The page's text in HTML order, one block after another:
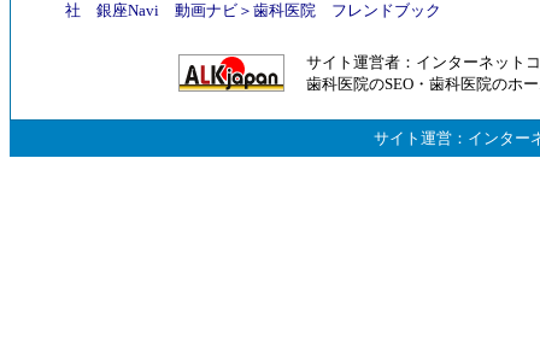
社
銀座Navi 動画ナビ ＞ 歯科医院 フレンドブック
サイト運営者： インターネット
歯科医院のSEO ・ 歯科医院のホ
サイト運営： インター